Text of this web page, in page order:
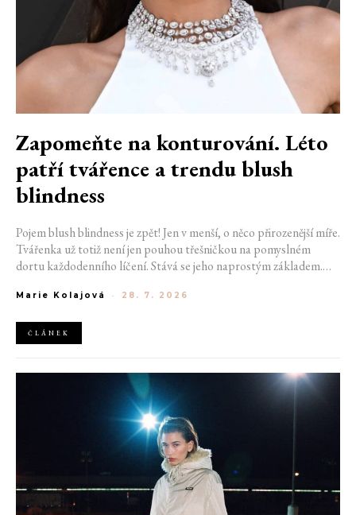
Zapomeňte na konturování. Léto
patří tvářence a trendu blush
blindness
Pojem blush blindness je zpět! Jen v menší, o něco přirozenější míře.
Tvářenka už totiž není jen pouhou třešničkou na pomyslném
dortu každodenního líčení. Stává se jeho naprostým základem.
kterou žádný jiný produkt napodobit neumí. Termín kdysi
trendem.
Marie Kolajová - 28. 7. 2026
ČLÁNEK